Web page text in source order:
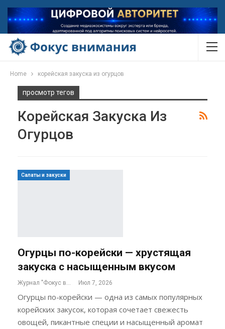
Home корейская закуска из огурцов
просмотр тегов
Корейская Закуска Из
Огурцов
Салаты и закуски
Огурцы по-корейски — хрустящая
закуска с насыщенным вкусом
Журнал "Фокус внимания" Июл 7, 2026
Огурцы по-корейски — одна из самых популярных
корейских закусок, которая сочетает свежесть
овощей, пикантные специи и насыщенный аромат